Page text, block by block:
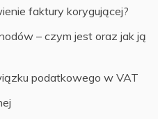
faktury korygującej?
– czym jest oraz jak ją
podatkowego w VAT